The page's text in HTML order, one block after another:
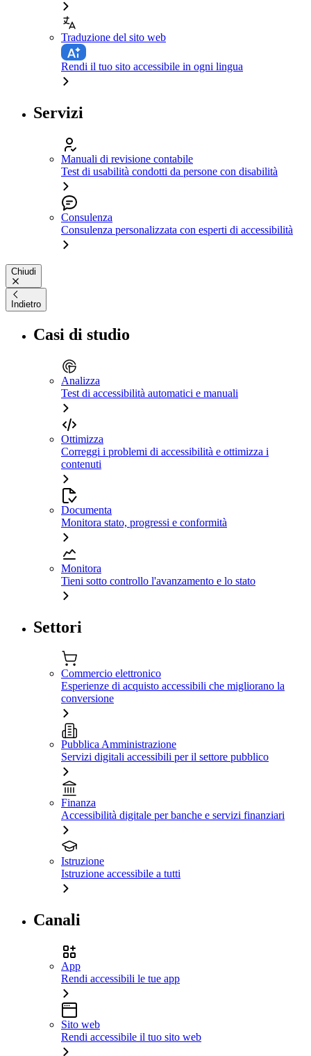
Traduzione del sito web
Rendi il tuo sito accessibile in ogni lingua
Servizi
Manuali di revisione contabile
Test di usabilità condotti da persone con disabilità
Consulenza
Consulenza personalizzata con esperti di accessibilità
Chiudi
Indietro
Casi di studio
Analizza
Test di accessibilità automatici e manuali
Ottimizza
Correggi i problemi di accessibilità e ottimizza i
contenuti
Documenta
Monitora stato, progressi e conformità
Monitora
Tieni sotto controllo l'avanzamento e lo stato
Settori
Commercio elettronico
Esperienze di acquisto accessibili che migliorano la
conversione
Pubblica Amministrazione
Servizi digitali accessibili per il settore pubblico
Finanza
Accessibilità digitale per banche e servizi finanziari
Istruzione
Istruzione accessibile a tutti
Canali
App
Rendi accessibili le tue app
Sito web
Rendi accessibile il tuo sito web